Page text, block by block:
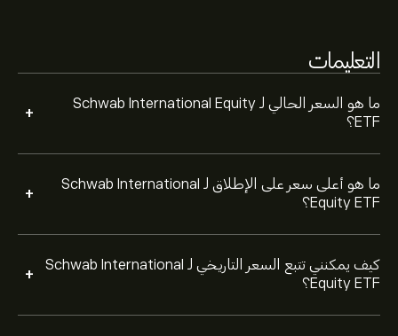
التعليمات
ما هو السعر الحالي لـ Schwab International Equity
ETF؟
+
ما هو أعلى سعر على الإطلاق لـ Schwab International
Equity ETF؟
+
كيف يمكنني تتبع السعر التاريخي لـ Schwab International
Equity ETF؟
+
المستقبل.